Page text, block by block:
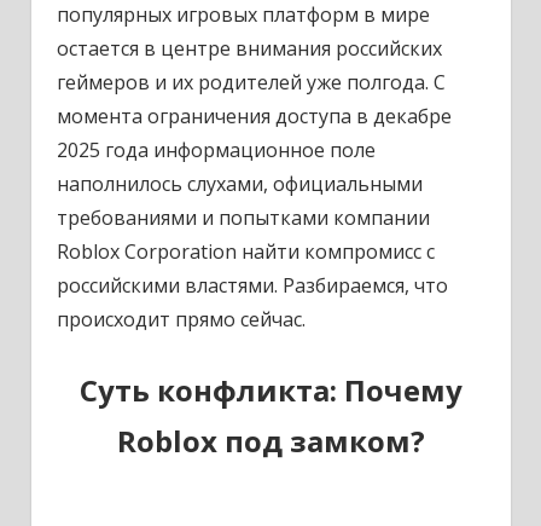
популярных игровых платформ в мире
остается в центре внимания российских
геймеров и их родителей уже полгода. С
момента ограничения доступа в декабре
2025 года информационное поле
наполнилось слухами, официальными
требованиями и попытками компании
Roblox Corporation найти компромисс с
российскими властями. Разбираемся, что
происходит прямо сейчас.
Суть конфликта: Почему
Roblox под замком?